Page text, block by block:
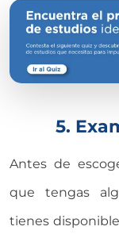
5.
Antes de
que tengas
tienes